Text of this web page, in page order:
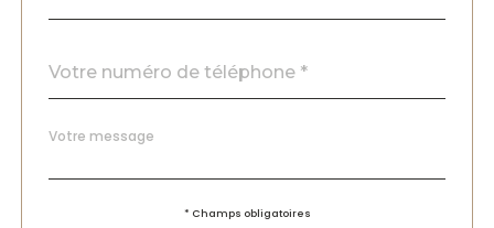
*
Fieldset
Message
*
* Champs obligatoires